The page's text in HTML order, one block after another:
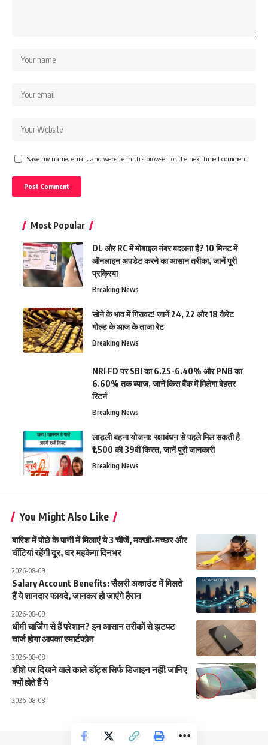
Save my name, email, and website in this browser for the next time I comment.
Most Popular
DL और RC में मोबाइल नंबर बदलना है? 10 मिनट में
ऑनलाइन अपडेट करने का आसान तरीका, जानें पूरी
प्रक्रिया
Breaking News
सोने के भाव में गिरावट! जानें 24, 22 और 18 कैरेट
गोल्ड के आज के ताजा रेट
Breaking News
NRI FD पर SBI का 6.25-6.40% और PNB का
6.60% तक ब्याज, जानें किस बैंक में मिलेगा बेहतर
रिटर्न
Breaking News
लाड़ली बहना योजना: रक्षाबंधन से पहले मिल सकती है
₹1,500 की 39वीं किस्त, जानें पूरी जानकारी
Breaking News
You Might Also Like
बारिश में पोछे के पानी में मिलाएं ये 3 चीजें, मक्खी-मच्छर और
चींटियां रहेंगी दूर, घर महकेगा दिनभर
2026-08-09
Salary Account Benefits: सैलरी अकाउंट में मिलते
हैं ये शानदार फायदे, जानकर हो जाएंगे हैरान
2026-08-09
धीमी चार्जिंग से हैं परेशान? इन आसान तरीकों से झटपट
चार्ज होगा आपका स्मार्टफोन
2026-08-08
शीशे पर दिखने वाले काले डॉट्स सिर्फ डिजाइन नहीं! जानिए
क्यों होते हैं ये
2026-08-08